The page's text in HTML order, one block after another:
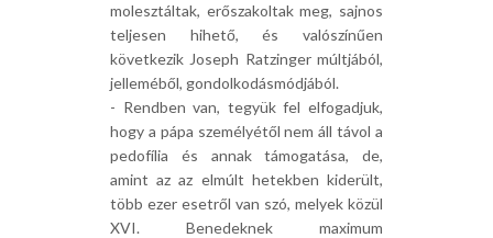
molesztáltak, erőszakoltak meg, sajnos
teljesen hihető, és valószínűen
következik Joseph Ratzinger múltjából,
jelleméből, gondolkodásmódjából.
- Rendben van, tegyük fel elfogadjuk,
hogy a pápa személyétől nem áll távol a
pedofília és annak támogatása, de,
amint az az elmúlt hetekben kiderült,
több ezer esetről van szó, melyek közül
XVI. Benedeknek maximum